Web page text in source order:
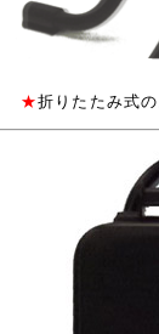
★折りたたみ式